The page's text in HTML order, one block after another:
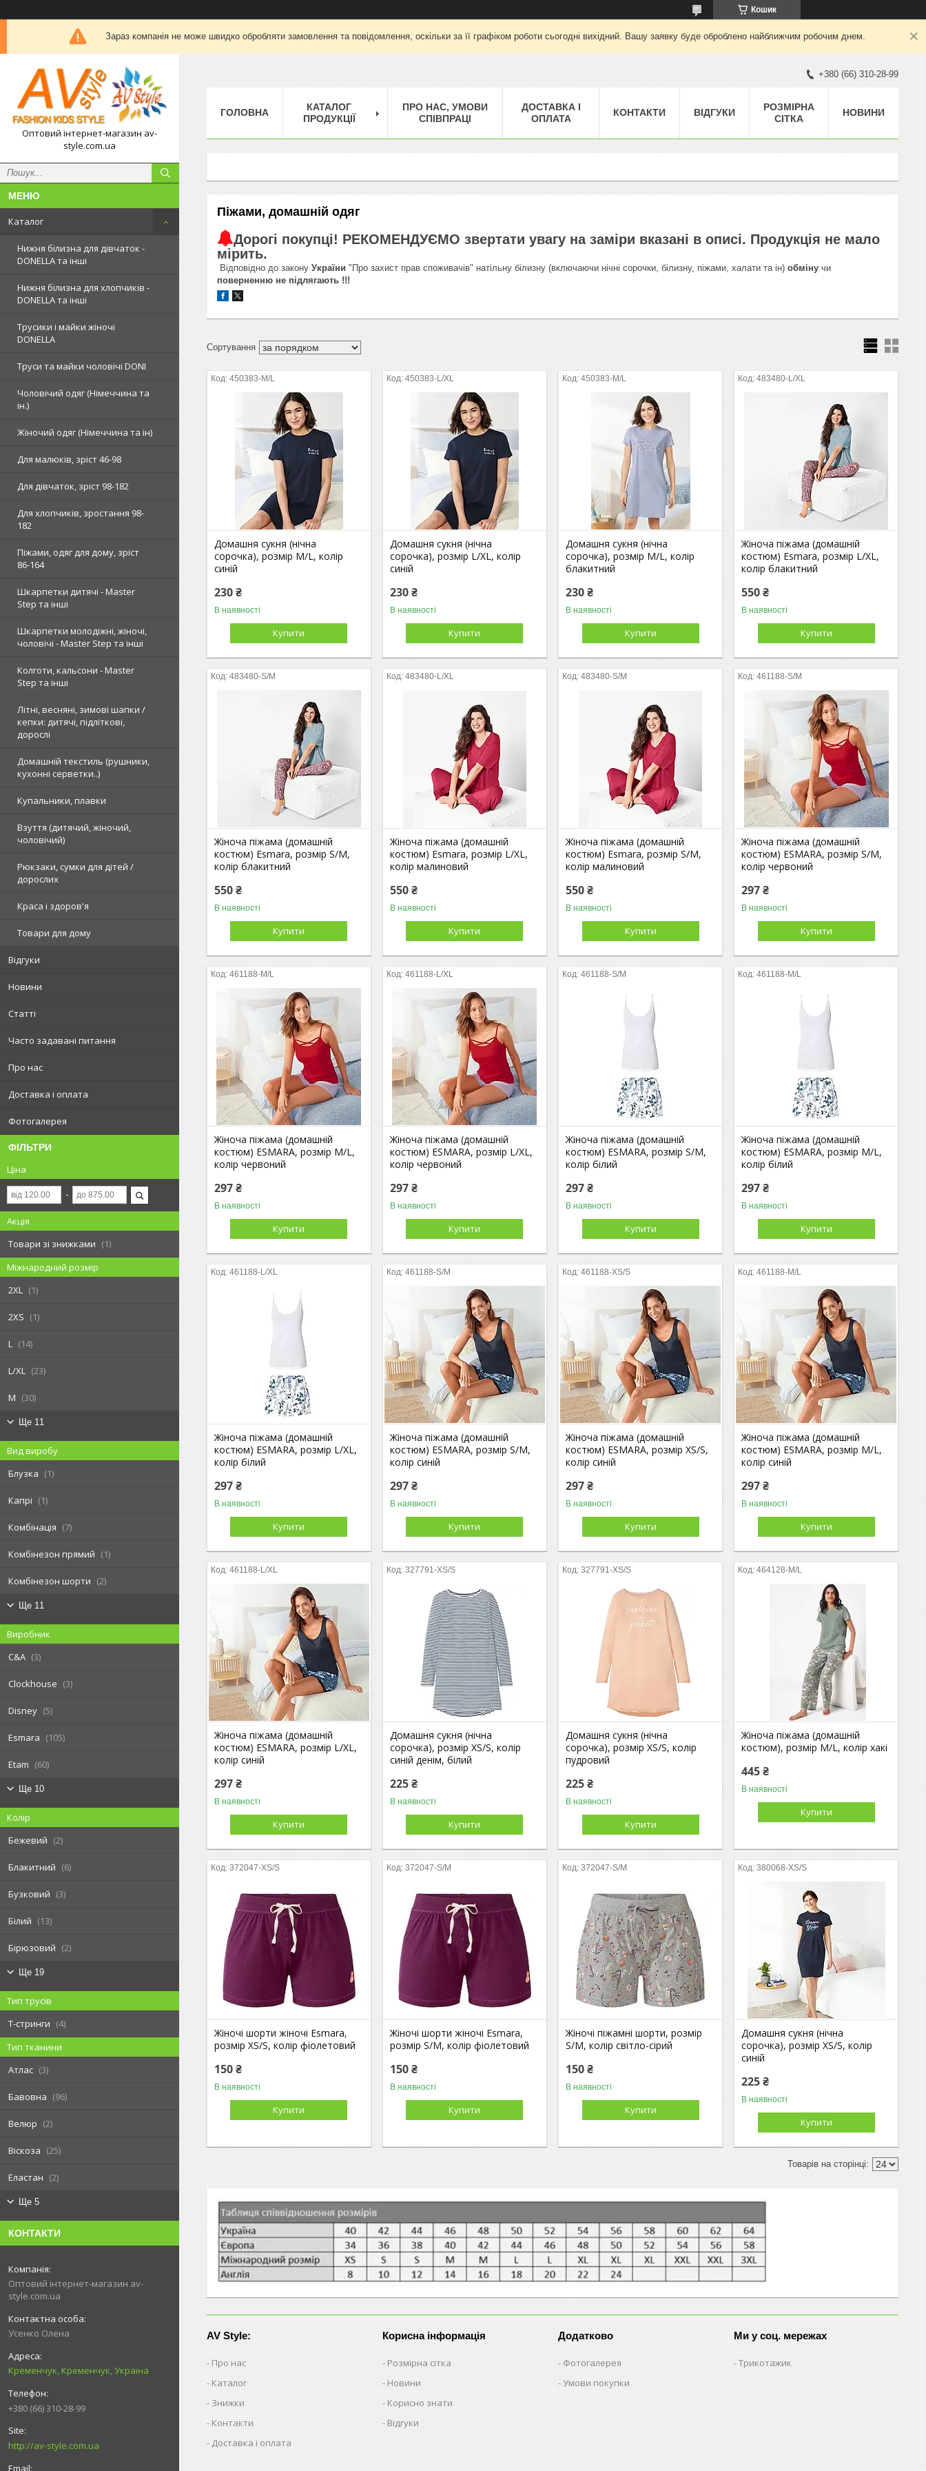
Кошик
Зараз компанія не може швидко обробляти замовлення та повідомлення, оскільки за її графіком роботи сьогодні вихідний. Вашу заявку буде оброблено найближчим робочим днем.
Оптовий інтернет-магазин av-
style.com.ua
Каталог
Нижня білизна для дівчаток -
DONELLA та інші
Нижня білизна для хлопчиків -
DONELLA та інші
Трусики і майки жіночі
DONELLA
Труси та майки чоловічі DONI
Чоловічий одяг (Німеччина та
ін.)
Жіночий одяг (Німеччина та ін)
Для малюків, зріст 46-98
Для дівчаток, зріст 98-182
Для хлопчиків, зростання 98-
182
Піжами, одяг для дому, зріст
86-164
Шкарпетки дитячі - Master
Step та інші
Шкарпетки молодіжні, жіночі,
чоловічі - Master Step та інші
Колготи, кальсони - Master
Step та інші
Літні, весняні, зимові шапки /
кепки: дитячі, підліткові,
дорослі
Домашній текстиль (рушники,
кухонні серветки..)
Купальники, плавки
Взуття (дитячий, жіночий,
чоловічий)
Рюкзаки, сумки для дітей /
дорослих
Краса і здоров'я
Товари для дому
Відгуки
Новини
Статті
Часто задавані питання
Про нас
Доставка і оплата
Фотогалерея
ФІЛЬТРИ
Ціна
Акція
Товари зі знижками
1
Міжнародний розмір
2XL
1
2XS 1
L 14
L/XL 23
M 30
Ще 11
Вид виробу
Блузка
1
Капрі 1
Комбінація 7
Комбінезон прямий 1
Комбінезон шорти 2
Ще 11
Виробник
C&A
3
Clockhouse 3
Disney 5
Esmara 105
Etam 60
Ще 10
Колір
Бежевий
2
Блакитний 6
Бузковий 3
Білий 13
Бірюзовий 2
Ще 19
Тип трусів
T-стринги
4
Тип тканини
Атлас
3
Бавовна 96
Велюр 2
Віскоза 25
Еластан 2
Ще 5
КОНТАКТИ
Оптовий інтернет-магазин av-
style.com.ua
Усенко Олена
Кременчук, Кременчук, Україна
+380 (66) 310-28-99
http://av-style.com.ua
+380 (66) 310-28-99
ГОЛОВНА
КАТАЛОГ
ПРОДУКЦІЇ
ПРО НАС, УМОВИ
СПІВПРАЦІ
ДОСТАВКА І
ОПЛАТА
КОНТАКТИ ВІДГУКИ
РОЗМІРНА
СІТКА
НОВИНИ
Піжами, домашній одяг
Дорогі покупці! РЕКОМЕНДУЄМО звертати увагу на заміри вказані в описі. Продукція не мало
мірить.
Відповідно до закону України "Про захист прав споживачів" натільну білизну (включаючи нічні сорочки, білизну, піжами, халати та ін) обміну чи
поверненню не підлягають !!!
450383-M/L
Домашня сукня (нічна
сорочка), розмір M/L, колір
синій
230 ₴
В наявності
Купити
450383-L/XL
Домашня сукня (нічна
сорочка), розмір L/XL, колір
синій
230 ₴
В наявності
Купити
450383-M/L
Домашня сукня (нічна
сорочка), розмір M/L, колір
блакитний
230 ₴
В наявності
Купити
483480-L/XL
Жіноча піжама (домашній
костюм) Esmara, розмір L/XL,
колір блакитний
550 ₴
В наявності
Купити
483480-S/M
Жіноча піжама (домашній
костюм) Esmara, розмір S/M,
колір блакитний
550 ₴
В наявності
Купити
483480-L/XL
Жіноча піжама (домашній
костюм) Esmara, розмір L/XL,
колір малиновий
550 ₴
В наявності
Купити
483480-S/M
Жіноча піжама (домашній
костюм) Esmara, розмір S/M,
колір малиновий
550 ₴
В наявності
Купити
461188-S/M
Жіноча піжама (домашній
костюм) ESMARA, розмір S/M,
колір червоний
297 ₴
В наявності
Купити
461188-M/L
Жіноча піжама (домашній
костюм) ESMARA, розмір M/L,
колір червоний
297 ₴
В наявності
Купити
461188-L/XL
Жіноча піжама (домашній
костюм) ESMARA, розмір L/XL,
колір червоний
297 ₴
В наявності
Купити
461188-S/M
Жіноча піжама (домашній
костюм) ESMARA, розмір S/M,
колір білий
297 ₴
В наявності
Купити
461188-M/L
Жіноча піжама (домашній
костюм) ESMARA, розмір M/L,
колір білий
297 ₴
В наявності
Купити
461188-L/XL
Жіноча піжама (домашній
костюм) ESMARA, розмір L/XL,
колір білий
297 ₴
В наявності
Купити
461188-S/M
Жіноча піжама (домашній
костюм) ESMARA, розмір S/M,
колір синій
297 ₴
В наявності
Купити
461188-XS/S
Жіноча піжама (домашній
костюм) ESMARA, розмір XS/S,
колір синій
297 ₴
В наявності
Купити
461188-M/L
Жіноча піжама (домашній
костюм) ESMARA, розмір M/L,
колір синій
297 ₴
В наявності
Купити
461188-L/XL
Жіноча піжама (домашній
костюм) ESMARA, розмір L/XL,
колір синій
297 ₴
В наявності
Купити
327791-XS/S
Домашня сукня (нічна
сорочка), розмір XS/S, колір
синій денім, білий
225 ₴
В наявності
Купити
327791-XS/S
Домашня сукня (нічна
сорочка), розмір XS/S, колір
пудровий
225 ₴
В наявності
Купити
464128-М/L
Жіноча піжама (домашній
костюм), розмір М/L, колір хакі
445 ₴
В наявності
Купити
372047-XS/S
Жіночі шорти жіночі Esmara,
розмір XS/S, колір фіолетовий
150 ₴
В наявності
Купити
372047-S/M
Жіночі шорти жіночі Esmara,
розмір S/M, колір фіолетовий
150 ₴
В наявності
Купити
372047-S/M
Жіночі піжамні шорти, розмір
S/M, колір світло-сірий
150 ₴
В наявності
Купити
380068-XS/S
Домашня сукня (нічна
сорочка), розмір XS/S, колір
синій
225 ₴
В наявності
Купити
AV Style:
Про нас
Каталог
Знижки
Контакти
Доставка і оплата
Корисна інформація
Розмірна сітка
Новини
Корисно знати
Відгуки
Додатково
Фотогалерея
Умови покупки
Ми у соц. мережах
Трикотажик